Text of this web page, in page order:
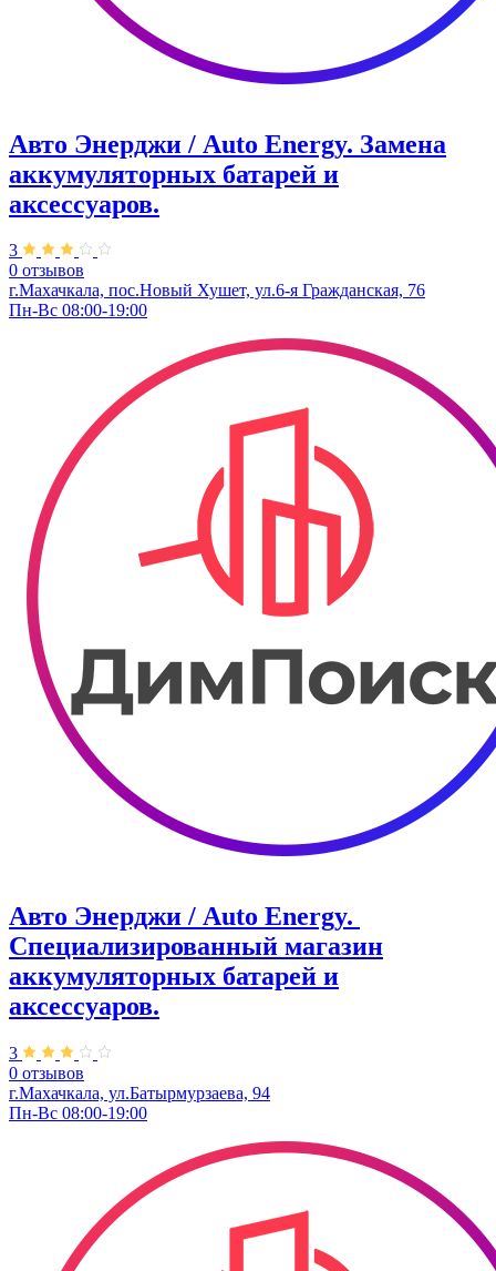
Авто Энерджи / Auto Energy. Замена
аккумуляторных батарей и
аксессуаров.
3
0 отзывов
г.Махачкала, пос.Новый Хушет, ул.6-я Гражданская, 76
Пн-Вс 08:00-19:00
Авто Энерджи / Auto Energy. ​
Специализированный магазин
аккумуляторных батарей и
аксессуаров.
3
0 отзывов
г.Махачкала, ул.Батырмурзаева, 94
Пн-Вс 08:00-19:00